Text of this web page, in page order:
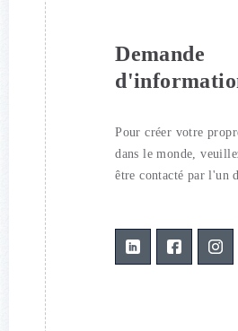
Demande
Pour créer votre
dans le monde,
être contacté par l'un